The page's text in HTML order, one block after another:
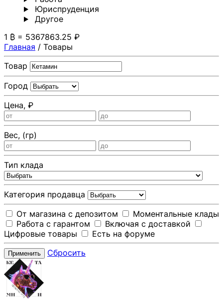
Юриспруденция
Другoе
1 ₿ = 5367863.25 ₽
Главная / Товары
Товар
Город
Цена, ₽
Вес, (гр)
Тип клада
Категория продавца
От магазина с депозитом
Моментальные клады
Работа с гарантом
Включая с доставкой
Цифровые товары
Есть на форуме
Применить Сбросить